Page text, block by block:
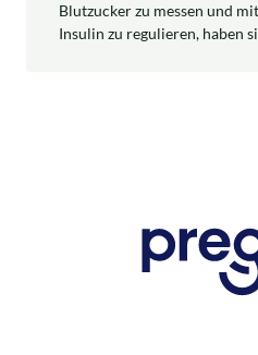
Blutzucker zu messen und
Insulin zu regulieren, haben